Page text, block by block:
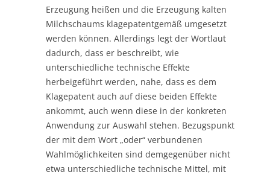
Erzeugung heißen und die Erzeugung kalten
Milchschaums klagepatentgemäß umgesetzt
werden können. Allerdings legt der Wortlaut
dadurch, dass er beschreibt, wie
unterschiedliche technische Effekte
herbeigeführt werden, nahe, dass es dem
Klagepatent auch auf diese beiden Effekte
ankommt, auch wenn diese in der konkreten
Anwendung zur Auswahl stehen. Bezugspunkt
der mit dem Wort „oder“ verbundenen
Wahlmöglichkeiten sind demgegenüber nicht
etwa unterschiedliche technische Mittel, mit